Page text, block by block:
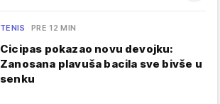
TENIS PRE 12 MIN
Cicipas pokazao novu devojku:
Zanosana plavuša bacila sve bivše u
senku